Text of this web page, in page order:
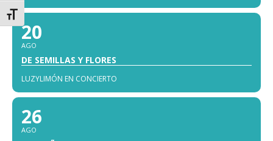
Alternar tamaño de letra
20
AGO
DE SEMILLAS Y FLORES
LUZYLIMÓN EN CONCIERTO
26
AGO